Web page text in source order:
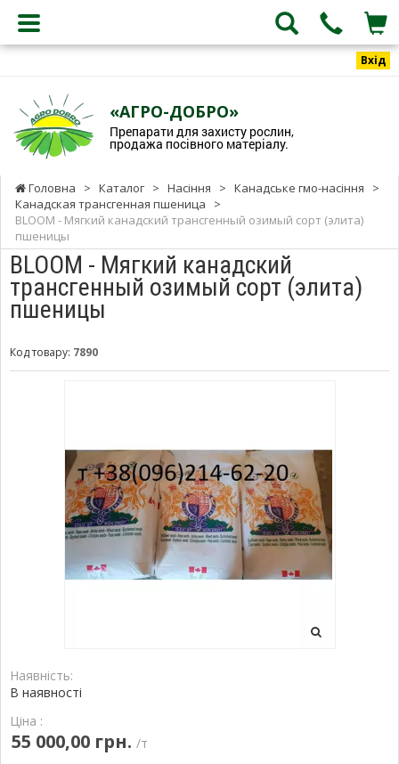
Вхід
«АГРО-ДОБРО»
Препарати для захисту рослин,
продажа посівного матеріалу.
Головна > Каталог > Насіння > Канадське гмо-насіння
>
Канадская трансгенная пшеница
>
BLOOM - Мягкий канадский трансгенный озимый сорт (элита)
пшеницы
BLOOM - Мягкий канадский
трансгенный озимый сорт (элита)
пшеницы
Код товару: 7890
Наявність:
В наявності
Ціна :
55 000,00 грн. /т